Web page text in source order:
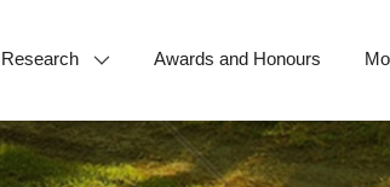
Awards and Honours